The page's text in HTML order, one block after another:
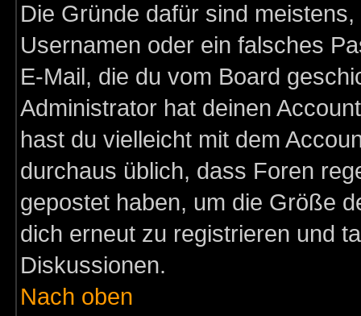
Die Gründe dafür sind
Usernamen oder ein falsches
E-Mail, die du vom Board
Administrator hat deinen
hast du vielleicht mit dem
durchaus üblich, dass Foren
gepostet haben, um die Größe
dich erneut zu registrieren und
Diskussionen.
Nach oben